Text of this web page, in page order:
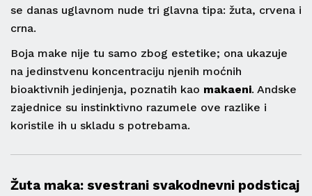
se danas uglavnom nude tri glavna tipa: žuta, crvena i
crna.
Boja make nije tu samo zbog estetike; ona ukazuje
na jedinstvenu koncentraciju njenih moćnih
bioaktivnih jedinjenja, poznatih kao makaeni. Andske
zajednice su instinktivno razumele ove razlike i
koristile ih u skladu s potrebama.
Žuta maka: svestrani svakodnevni podsticaj